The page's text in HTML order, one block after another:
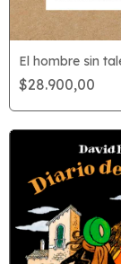
El hombre sin
$28.900,00